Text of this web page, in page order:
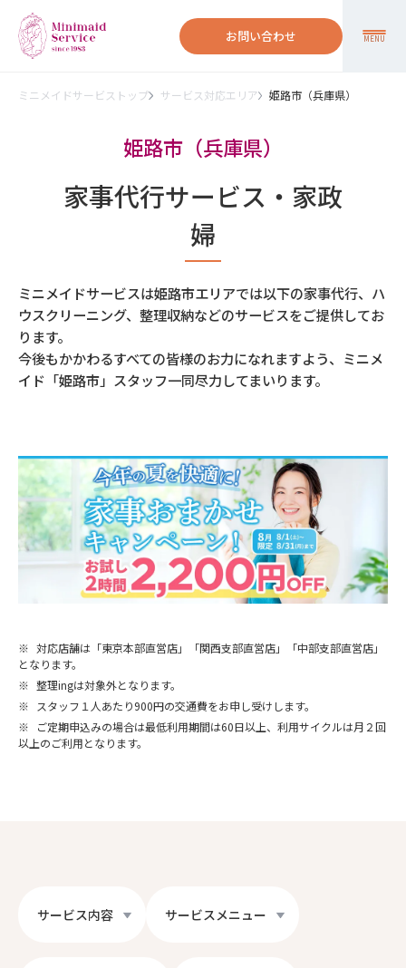
お問い合わせ MENU
ミニメイドサービストップ サービス対応エリア 姫路市（兵庫県）
姫路市（兵庫県）
家事代行サービス・家政
婦
ミニメイドサービスは姫路市エリアでは以下の家事代行、ハ
ウスクリーニング、整理収納などのサービスをご提供してお
ります。
今後もかかわるすべての皆様のお力になれますよう、ミニメ
イド「姫路市」スタッフ一同尽力してまいります。
※ 対応店舗は「東京本部直営店」「関西支部直営店」「中部支部直営店」
となります。
※ 整理ingは対象外となります。
※
スタッフ１人あたり900円の交通費をお申し受けします。
※
ご定期申込みの場合は最低利用期間は60日以上、利用サイクルは月２回
以上のご利用となります。
サービス内容 サービスメニュー